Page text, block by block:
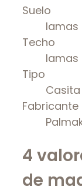
Suelo
lamas
Techo
lamas
Tipo
Fabricante
4
de